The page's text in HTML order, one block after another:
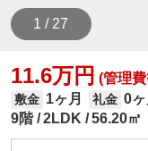
1 / 27
11.6万円 (管理
敷金 1ヶ月 礼金 0ヶ
9階 2LDK 56.20㎡